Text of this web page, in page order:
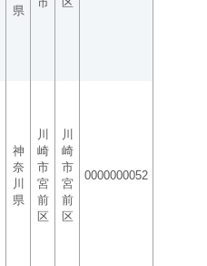
県
神
奈
川
県
川
崎
市
宮
前
区
川
崎
市
宮
前
区
0000000052